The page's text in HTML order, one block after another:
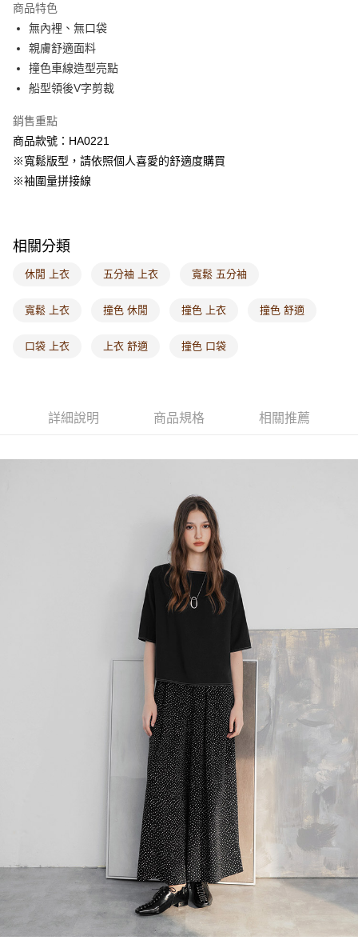
付款後萊爾富取貨
每筆NT$60，滿NT$1,000(含以上)免運費
7-11取貨付款
每筆NT$60，滿NT$1,000(含以上)免運費
付款後7-11取貨
每筆NT$60，滿NT$1,000(含以上)免運費
宅配
每筆NT$60，滿NT$1,000(含以上)免運費
海外配送-港/澳/新/馬/泰國專屬
海外配送-其他亞洲地區 查看運費
商品特色
無內裡、無口袋
親膚舒適面料
撞色車線造型亮點
船型領後V字剪裁
銷售重點
商品款號：HA0221
※寬鬆版型，請依照個人喜愛的舒適度購買
※袖圍量拼接線
相關分類
休閒 上衣 五分袖 上衣 寬鬆 五分袖
寬鬆 上衣 撞色 休閒 撞色 上衣 撞色 舒適
口袋 上衣 上衣 舒適 撞色 口袋
詳細說明 商品規格 相關推薦